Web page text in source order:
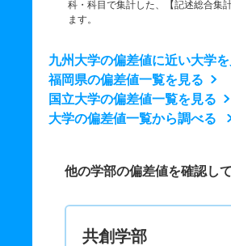
科・科目で集計した、【記述総合集
ます。
九州大学の偏差値に近い大学
福岡県の偏差値一覧を見る
国立大学の偏差値一覧を見る
大学の偏差値一覧から調べる
他の学部の偏差値を確認し
共創学部